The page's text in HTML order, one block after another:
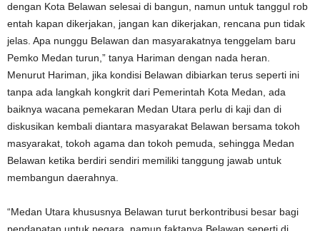
dengan Kota Belawan selesai di bangun, namun untuk tanggul rob
entah kapan dikerjakan, jangan kan dikerjakan, rencana pun tidak
jelas. Apa nunggu Belawan dan masyarakatnya tenggelam baru
Pemko Medan turun,” tanya Hariman dengan nada heran.
Menurut Hariman, jika kondisi Belawan dibiarkan terus seperti ini
tanpa ada langkah kongkrit dari Pemerintah Kota Medan, ada
baiknya wacana pemekaran Medan Utara perlu di kaji dan di
diskusikan kembali diantara masyarakat Belawan bersama tokoh
masyarakat, tokoh agama dan tokoh pemuda, sehingga Medan
Belawan ketika berdiri sendiri memiliki tanggung jawab untuk
membangun daerahnya.
“Medan Utara khususnya Belawan turut berkontribusi besar bagi